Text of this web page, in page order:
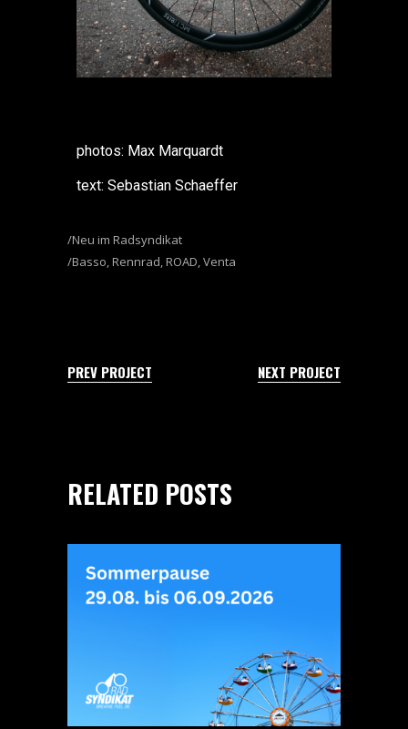
photos: Max Marquardt
text: Sebastian Schaeffer
Neu im Radsyndikat
Basso,Rennrad,ROAD,Venta
PREV PROJECT NEXT PROJECT
RELATED POSTS